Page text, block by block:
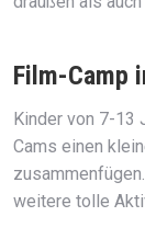
Film-Camp
Kinder von 7-13
Cams einen
weitere tolle